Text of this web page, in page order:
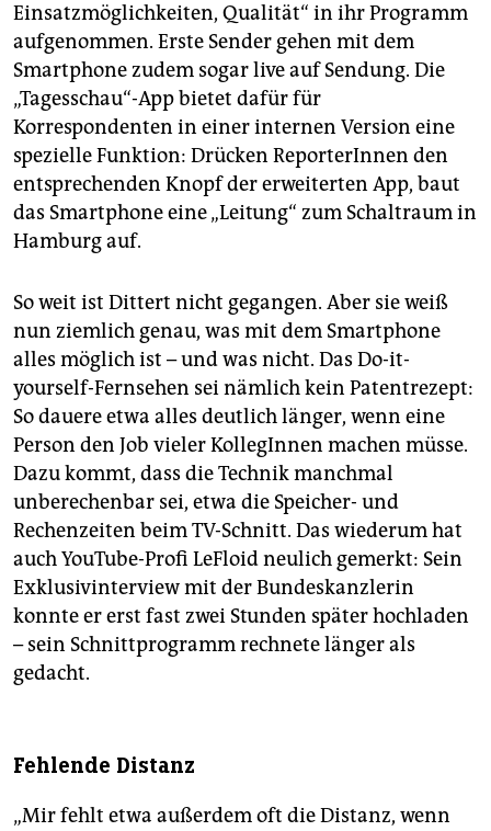
Einsatzmöglichkeiten, Qualität“ in ihr Programm
aufgenommen. Erste Sender gehen mit dem
Smartphone zudem sogar live auf Sendung. Die
„Tagesschau“-App bietet dafür für
Korrespondenten in einer internen Version eine
spezielle Funktion: Drücken ReporterInnen den
entsprechenden Knopf der erweiterten App, baut
das Smartphone eine „Leitung“ zum Schaltraum in
Hamburg auf.
So weit ist Dittert nicht gegangen. Aber sie weiß
nun ziemlich genau, was mit dem Smartphone
alles möglich ist – und was nicht. Das Do-it-
yourself-Fernsehen sei nämlich kein Patentrezept:
So dauere etwa alles deutlich länger, wenn eine
Person den Job vieler KollegInnen machen müsse.
Dazu kommt, dass die Technik manchmal
unberechenbar sei, etwa die Speicher- und
Rechenzeiten beim TV-Schnitt. Das wiederum hat
auch YouTube-Profi LeFloid neulich gemerkt: Sein
Exklusivinterview mit der Bundeskanzlerin
konnte er erst fast zwei Stunden später hochladen
– sein Schnittprogramm rechnete länger als
gedacht.
Fehlende Distanz
„Mir fehlt etwa außerdem oft die Distanz, wenn